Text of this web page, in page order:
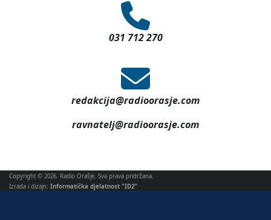
031 712 270
redakcija@radioorasje.com
ravnatelj@radioorasje.com
Copyright © 2026. Radio Orašje. Sva prava pridržana.
Izrada i dizajn: Informatička djelatnost "ID2"